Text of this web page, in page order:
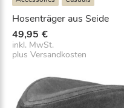
Hosenträger aus Seide
49,95 €
inkl. MwSt.
plus Versandkosten